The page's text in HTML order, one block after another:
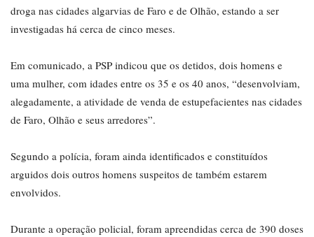
droga nas cidades algarvias de Faro e de Olhão, estando a ser
investigadas há cerca de cinco meses.
Em comunicado, a PSP indicou que os detidos, dois homens e
uma mulher, com idades entre os 35 e os 40 anos, “desenvolviam,
alegadamente, a atividade de venda de estupefacientes nas cidades
de Faro, Olhão e seus arredores”.
Segundo a polícia, foram ainda identificados e constituídos
arguidos dois outros homens suspeitos de também estarem
envolvidos.
Durante a operação policial, foram apreendidas cerca de 390 doses